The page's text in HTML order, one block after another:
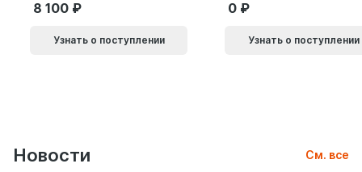
8 100
Узнать о поступлении
0
Узнать о поступлении
Новости См. все